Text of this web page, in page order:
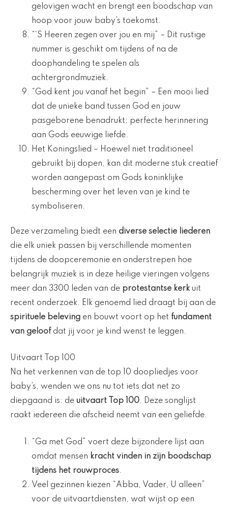
gelovigen wacht en brengt een boodschap van
hoop voor jouw baby’s toekomst.
“‘S Heeren zegen over jou en mij” – Dit rustige
nummer is geschikt om tijdens of na de
doophandeling te spelen als
achtergrondmuziek.
“God kent jou vanaf het begin” – Een mooi lied
dat de unieke band tussen God en jouw
pasgeborene benadrukt; perfecte herinnering
aan Gods eeuwige liefde.
Het Koningslied – Hoewel niet traditioneel
gebruikt bij dopen, kan dit moderne stuk creatief
worden aangepast om Gods koninklijke
bescherming over het leven van je kind te
symboliseren.
Deze verzameling biedt een diverse selectie liederen
die elk uniek passen bij verschillende momenten
tijdens de doopceremonie en onderstrepen hoe
belangrijk muziek is in deze heilige vieringen volgens
meer dan 3300 leden van de protestantse kerk uit
recent onderzoek. Elk genoemd lied draagt bij aan de
spirituele beleving en bouwt voort op het fundament
van geloofdat jij voor je kind wenst te leggen.
Uitvaart Top 100
Na het verkennen van de top 10 doopliedjes voor
baby’s, wenden we ons nu tot iets dat net zo
diepgaand is: de uitvaart Top 100. Deze songlijst
raakt iedereen die afscheid neemt van een geliefde.
“Ga met God” voert deze bijzondere lijst aan
omdat mensen kracht vinden in zijn boodschap
tijdens het rouwproces.
Veel gezinnen kiezen “Abba, Vader, U alleen”
voor de uitvaartdiensten, wat wijst op een